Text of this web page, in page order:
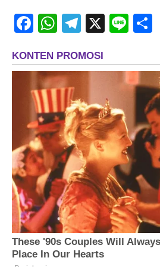
FacebookWhatsAppTelegram
X Line